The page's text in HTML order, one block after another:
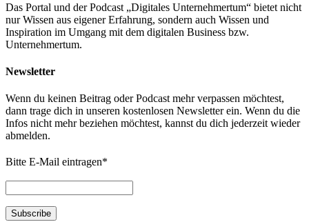
Das Portal und der Podcast „Digitales Unternehmertum“ bietet nicht
nur Wissen aus eigener Erfahrung, sondern auch Wissen und
Inspiration im Umgang mit dem digitalen Business bzw.
Unternehmertum.
Newsletter
Wenn du keinen Beitrag oder Podcast mehr verpassen möchtest,
dann trage dich in unseren kostenlosen Newsletter ein. Wenn du die
Infos nicht mehr beziehen möchtest, kannst du dich jederzeit wieder
abmelden.
Bitte E-Mail eintragen*